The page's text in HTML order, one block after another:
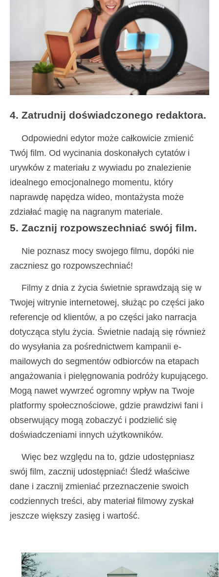
4. Zatrudnij doświadczonego redaktora.
Odpowiedni edytor może całkowicie zmienić
Twój film. Od wycinania doskonałych cytatów i
urywków z materiału z wywiadu po znalezienie
idealnego emocjonalnego momentu, który
naprawdę napędza wideo, montażysta może
zdziałać magię na nagranym materiale.
5. Zacznij rozpowszechniać swój film.
Nie poznasz mocy swojego filmu, dopóki nie
zaczniesz go rozpowszechniać!
Filmy z dnia z życia świetnie sprawdzają się w
Twojej witrynie internetowej, służąc po części jako
referencje od klientów, a po części jako narracja
dotycząca stylu życia. Świetnie nadają się również
do wysyłania za pośrednictwem kampanii e-
mailowych do segmentów odbiorców na etapach
angażowania i pielęgnowania podróży kupującego.
Mogą nawet wywrzeć ogromny wpływ na Twoje
platformy społecznościowe, gdzie prawdziwi fani i
obserwujący mogą zobaczyć i podzielić się
doświadczeniami innych użytkowników.
Więc bez względu na to, gdzie udostępniasz
swój film, zacznij udostępniać! Śledź właściwe
dane i zacznij zmieniać przeznaczenie swoich
codziennych treści, aby materiał filmowy zyskał
jeszcze większy zasięg i wartość.